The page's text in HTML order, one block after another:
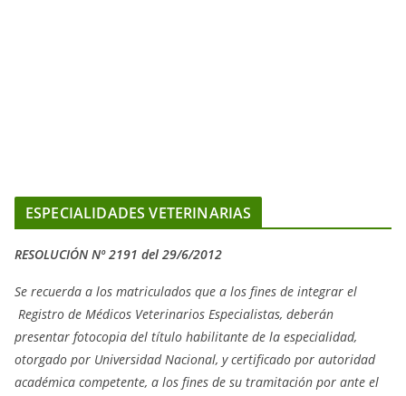
ESPECIALIDADES VETERINARIAS
RESOLUCIÓN Nº 2191 del 29/6/2012
Se recuerda a los matriculados que a los fines de integrar el
Registro de Médicos Veterinarios Especialistas, deberán
presentar fotocopia del título habilitante de la especialidad,
otorgado por Universidad Nacional, ycertificado por autoridad
académica competente, a los fines de su tramitación por ante el